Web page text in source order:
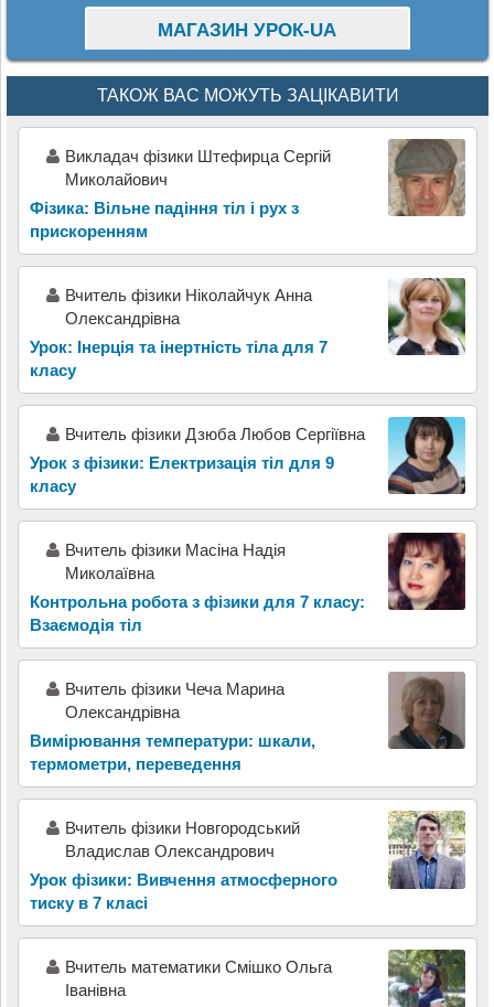
МАГАЗИН УРОК-UA
ТАКОЖ ВАС МОЖУТЬ ЗАЦІКАВИТИ
Викладач фізики Штефирца Сергій
Миколайович
Фізика: Вільне падіння тіл і рух з
прискоренням
Вчитель фізики Ніколайчук Анна
Олександрівна
Урок: Інерція та інертність тіла для 7
класу
Вчитель фізики Дзюба Любов Сергіївна
Урок з фізики: Електризація тіл для 9
класу
Вчитель фізики Масіна Надія
Миколаївна
Контрольна робота з фізики для 7 класу:
Взаємодія тіл
Вчитель фізики Чеча Марина
Олександрівна
Вимірювання температури: шкали,
термометри, переведення
Вчитель фізики Новгородський
Владислав Олександрович
Урок фізики: Вивчення атмосферного
тиску в 7 класі
Вчитель математики Смішко Ольга
Іванівна